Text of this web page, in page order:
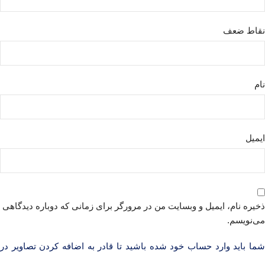
نقاط ضعف
نام
ایمیل
ذخیره نام، ایمیل و وبسایت من در مرورگر برای زمانی که دوباره دیدگاهی
می‌نویسم.
شما باید وارد حساب خود شده باشید تا قادر به اضافه کردن تصاویر در